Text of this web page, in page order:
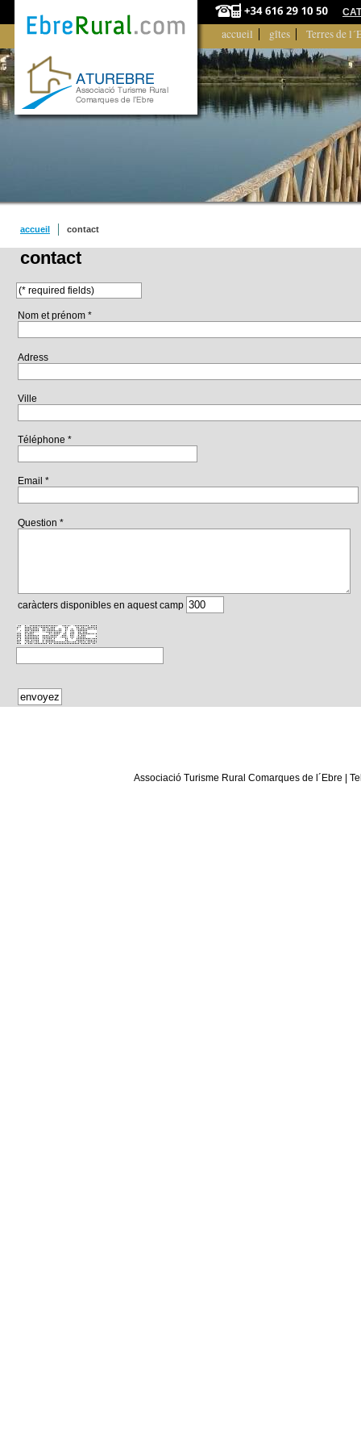
CAT
accueil gîtes Terres de
accueil contact
contact
(* required fields)
Nom et prénom *
Adress
Ville
Téléphone *
Email *
Question *
caràcters disponibles en aquest camp
Associació Turisme Rural Comarques de l´Ebre |